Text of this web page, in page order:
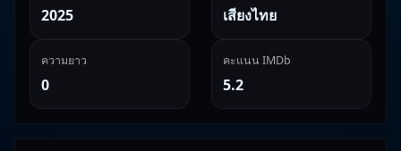
2025 เสียงไทย
ความยาว
0
คะแนน IMDb
5.2